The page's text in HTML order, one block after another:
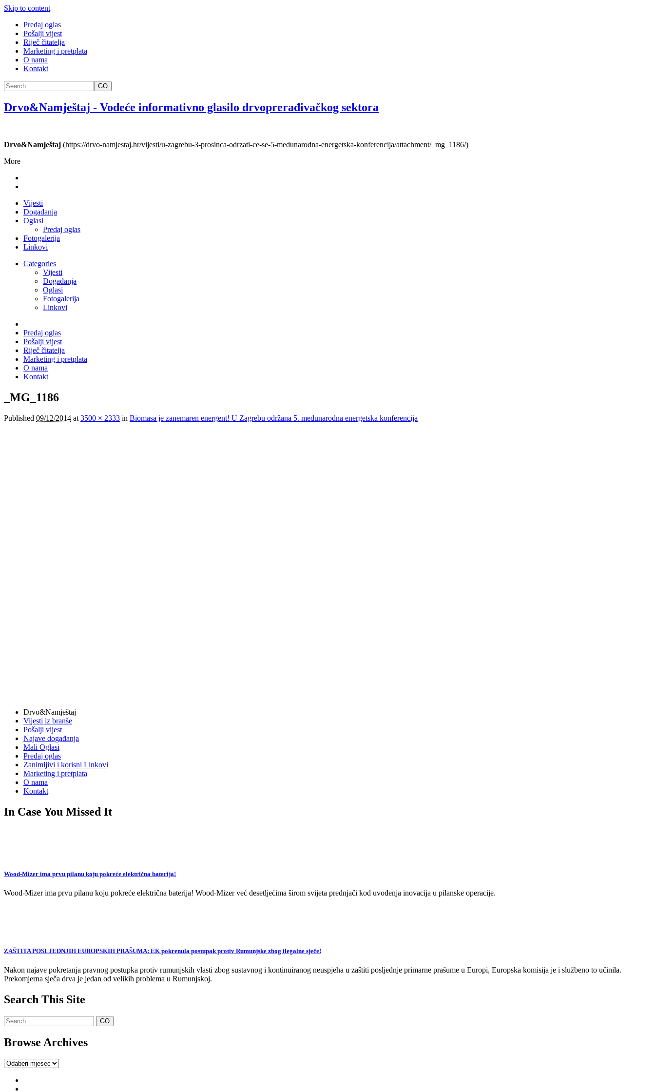
Skip to content
Predaj oglas
Pošalji vijest
Riječ čitatelja
Marketing i pretplata
O nama
Kontakt
GO
Drvo&Namještaj - Vodeće informativno glasilo drvoprerađivačkog sektora
Drvo&Namještaj (https://drvo-namjestaj.hr/vijesti/u-zagrebu-3-prosinca-odrzati-ce-se-5-medunarodna-energetska-konferencija/attachment/_mg_1186/)
More
Vijesti
Događanja
Oglasi
Predaj oglas
Fotogalerija
Linkovi
Categories
Vijesti
Događanja
Oglasi
Fotogalerija
Linkovi
Predaj oglas
Pošalji vijest
Riječ čitatelja
Marketing i pretplata
O nama
Kontakt
_MG_1186
Published 09/12/2014 at 3500 × 2333 in Biomasa je zanemaren energent! U Zagrebu održana 5. međunarodna energetska konferencija
Drvo&Namještaj
Vijesti iz branše
Pošalji vijest
Najave događanja
Mali Oglasi
Predaj oglas
Zanimljivi i korisni Linkovi
Marketing i pretplata
O nama
Kontakt
In Case You Missed It
Wood-Mizer ima prvu pilanu koju pokreće električna baterija!
Wood-Mizer ima prvu pilanu koju pokreće električna baterija! Wood-Mizer već desetljećima širom svijeta prednjači kod uvođenja inovacija u pilanske operacije.
ZAŠTITA POSLJEDNJIH EUROPSKIH PRAŠUMA: EK pokrenula postupak protiv Rumunjske zbog ilegalne sječe!
Nakon najave pokretanja pravnog postupka protiv rumunjskih vlasti zbog sustavnog i kontinuiranog neuspjeha u zaštiti posljednje primarne prašume u Europi, Europska komisija je i službeno to učinila.
Prekomjerna sječa drva je jedan od velikih problema u Rumunjskoj.
Search This Site
Browse Archives
Browse